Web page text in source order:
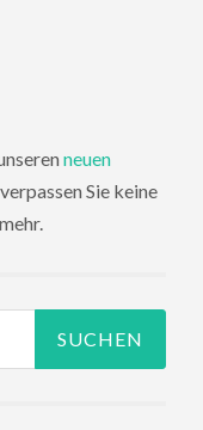
neuen
Sie keine